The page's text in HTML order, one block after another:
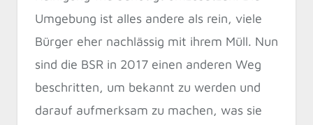
Umgebung ist alles andere als rein, viele
Bürger eher nachlässig mit ihrem Müll. Nun
sind die BSR in 2017 einen anderen Weg
beschritten, um bekannt zu werden und
darauf aufmerksam zu machen, was sie